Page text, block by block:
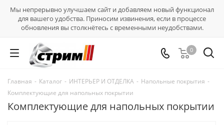
Мы непрерывно улучшаем сайт и добавляем новый функционал
для вашего удобства. Приносим извинения, если в процессе
обновления вы столкнётесь с временными неудобствами.
0
Главная - Каталог - ИНТЕРЬЕР И ОТДЕЛКА - Напольные покрытия -
Комплектующие для напольных покрытии
Комплектующие для напольных покрытии